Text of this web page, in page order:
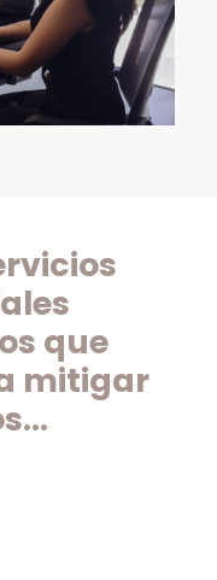
que
mitigar